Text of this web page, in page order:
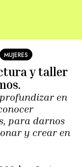
MUJERES
y taller
en
para darnos
y crear en